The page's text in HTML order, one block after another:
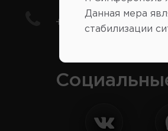
+7(978) 206-206-8
Данная мера
стабилизации